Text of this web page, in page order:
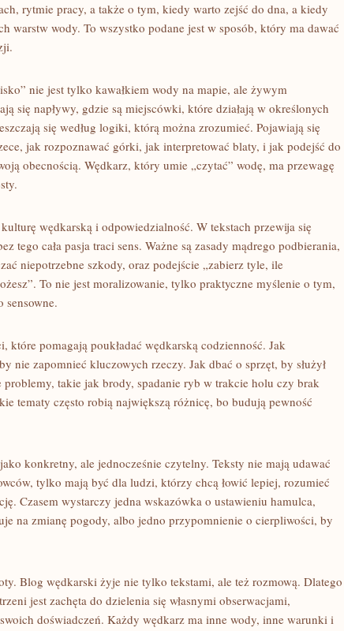
rytmie pracy, a także o tym, kiedy warto zejść do dna, a kiedy
warstw wody. To wszystko podane jest w sposób, który ma dawać
nie jest tylko kawałkiem wody na mapie, ale żywym
się napływy, gdzie są miejscówki, które działają w określonych
się według logiki, którą można zrozumieć. Pojawiają się
jak rozpoznawać górki, jak interpretować blaty, i jak podejść do
obecnością. Wędkarz, który umie „czytać” wodę, ma przewagę
wędkarską i odpowiedzialność. W tekstach przewija się
tego cała pasja traci sens. Ważne są zasady mądrego podbierania,
niepotrzebne szkody, oraz podejście „zabierz tyle, ile
To nie jest moralizowanie, tylko praktyczne myślenie o tym,
sensowne.
które pomagają poukładać wędkarską codzienność. Jak
nie zapomnieć kluczowych rzeczy. Jak dbać o sprzęt, by służył
problemy, takie jak brody, spadanie ryb w trakcie holu czy brak
tematy często robią największą różnicę, bo budują pewność
konkretny, ale jednocześnie czytelny. Teksty nie mają udawać
tylko mają być dla ludzi, którzy chcą łowić lepiej, rozumieć
Czasem wystarczy jedna wskazówka o ustawieniu hamulca,
na zmianę pogody, albo jedno przypomnienie o cierpliwości, by
Blog wędkarski żyje nie tylko tekstami, ale też rozmową. Dlatego
jest zachęta do dzielenia się własnymi obserwacjami,
doświadczeń. Każdy wędkarz ma inne wody, inne warunki i